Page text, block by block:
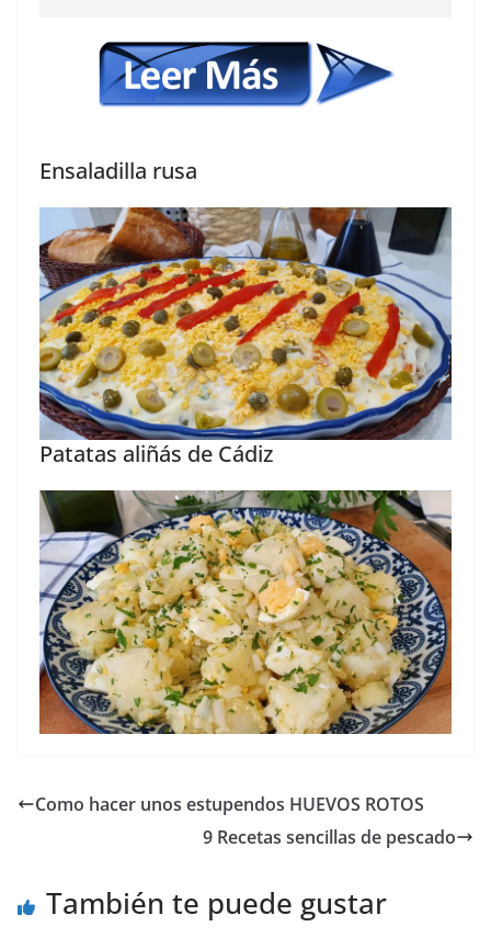
Ensaladilla rusa
Patatas aliñás de Cádiz
Como hacer unos estupendos HUEVOS ROTOS
9 Recetas sencillas de pescado
También te puede gustar